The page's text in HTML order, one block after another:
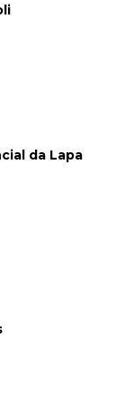
da Lapa